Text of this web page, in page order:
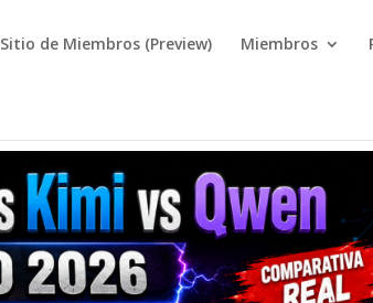
Sitio de Miembros (Preview) Miembros